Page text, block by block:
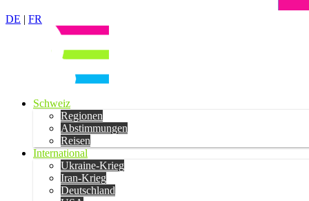
DE | FR
Schweiz
Regionen
Abstimmungen
Reisen
International
Ukraine-Krieg
Iran-Krieg
Deutschland